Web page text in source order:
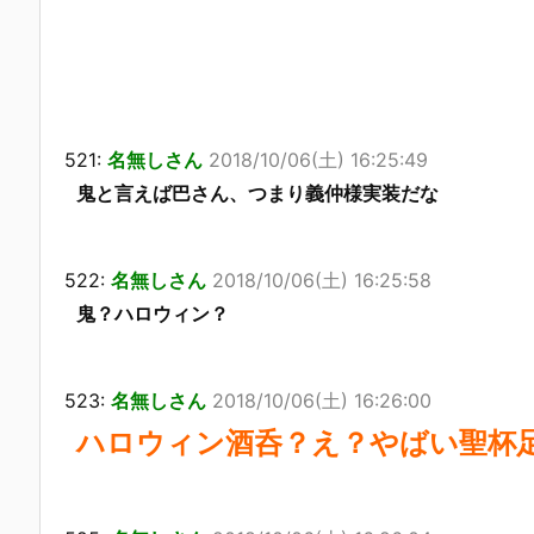
521: 名無しさん 2018/10/06(土) 16:25:49
鬼と言えば巴さん、つまり義仲様実装だな
522: 名無しさん 2018/10/06(土) 16:25:58
鬼？ハロウィン？
523: 名無しさん 2018/10/06(土) 16:26:00
ハロウィン酒呑？え？やばい聖杯